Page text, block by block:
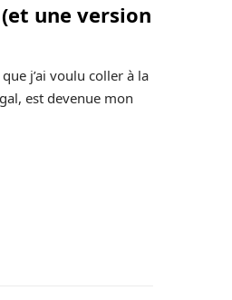
une version
j’ai voulu coller à la
est devenue mon